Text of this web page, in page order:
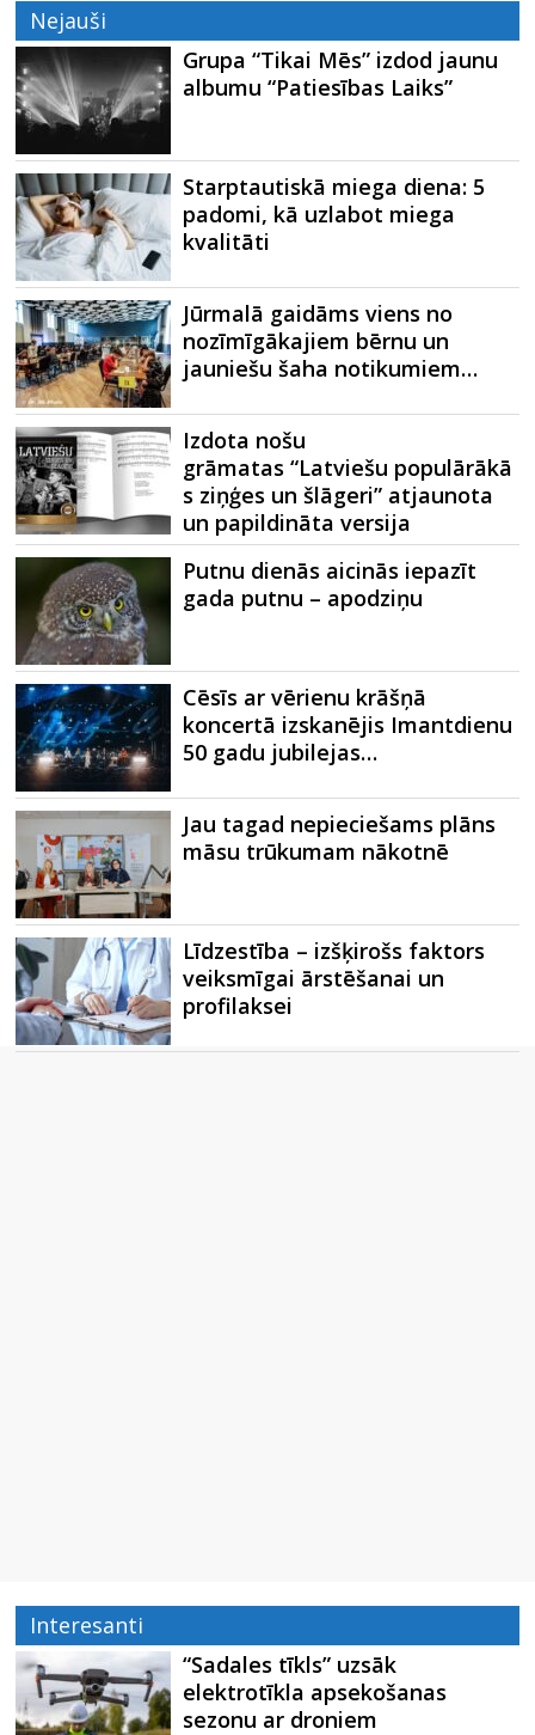
Nejauši
Grupa “Tikai Mēs” izdod jaunu
albumu “Patiesības Laiks”
Starptautiskā miega diena: 5
padomi, kā uzlabot miega
kvalitāti
Jūrmalā gaidāms viens no
nozīmīgākajiem bērnu un
jauniešu šaha notikumiem…
Izdota nošu
grāmatas “Latviešu populārākā
s ziņģes un šlāgeri” atjaunota
un papildināta versija
Putnu dienās aicinās iepazīt
gada putnu – apodziņu
Cēsīs ar vērienu krāšņā
koncertā izskanējis Imantdienu
50 gadu jubilejas…
Jau tagad nepieciešams plāns
māsu trūkumam nākotnē
Līdzestība – izšķirošs faktors
veiksmīgai ārstēšanai un
profilaksei
Interesanti
“Sadales tīkls” uzsāk
elektrotīkla apsekošanas
sezonu ar droniem